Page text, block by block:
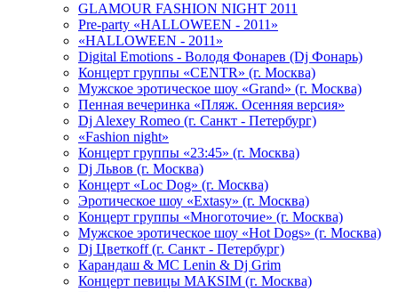
GLAMOUR FASHION NIGHT 2011
Pre-party «HALLOWEEN - 2011»
«HALLOWEEN - 2011»
Digital Emotions - Володя Фонарев (Dj Фонарь)
Концерт группы «CENTR» (г. Москва)
Мужское эротическое шоу «Grand» (г. Москва)
Пенная вечеринка «Пляж. Осенняя версия»
Dj Alexey Romeo (г. Санкт - Петербург)
«Fashion night»
Концерт группы «23:45» (г. Москва)
Dj Львов (г. Москва)
Концерт «Loc Dog» (г. Москва)
Эротическое шоу «Extasy» (г. Москва)
Концерт группы «Многоточие» (г. Москва)
Мужское эротическое шоу «Hot Dogs» (г. Москва)
Dj Цветкоff (г. Санкт - Петербург)
Карандаш & МС Lenin & Dj Grim
Концерт певицы МАКSIМ (г. Москва)